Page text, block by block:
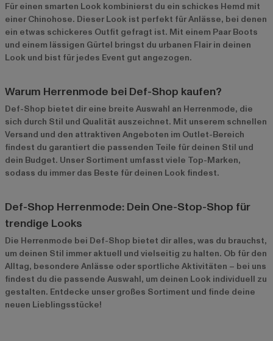
Für einen smarten Look kombinierst du ein schickes Hemd mit
einer Chinohose. Dieser Look ist perfekt für Anlässe, bei denen
ein etwas schickeres Outfit gefragt ist. Mit einem Paar Boots
und einem lässigen Gürtel bringst du urbanen Flair in deinen
Look und bist für jedes Event gut angezogen.
Warum Herrenmode bei Def-Shop kaufen?
Def-Shop bietet dir eine breite Auswahl an Herrenmode, die
sich durch Stil und Qualität auszeichnet. Mit unserem schnellen
Versand und den attraktiven Angeboten im Outlet-Bereich
findest du garantiert die passenden Teile für deinen Stil und
dein Budget. Unser Sortiment umfasst viele Top-Marken,
sodass du immer das Beste für deinen Look findest.
Def-Shop Herrenmode: Dein One-Stop-Shop für
trendige Looks
Die Herrenmode bei Def-Shop bietet dir alles, was du brauchst,
um deinen Stil immer aktuell und vielseitig zu halten. Ob für den
Alltag, besondere Anlässe oder sportliche Aktivitäten – bei uns
findest du die passende Auswahl, um deinen Look individuell zu
gestalten. Entdecke unser großes Sortiment und finde deine
neuen Lieblingsstücke!